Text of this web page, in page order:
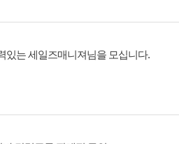
있는 세일즈매니져님을 모십니다.